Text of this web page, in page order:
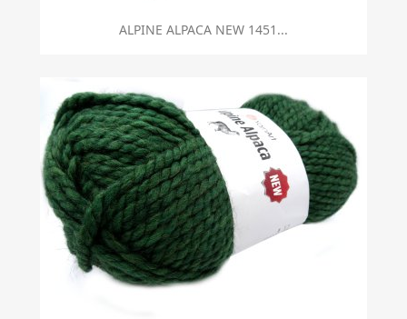
ALPINE ALPACA NEW 1451...